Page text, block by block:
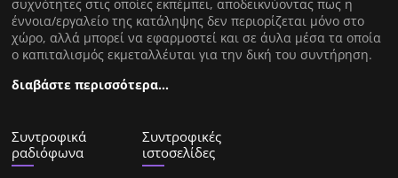
συχνότητες στις οποίες εκπέμπει, αποδεικνύοντας πως η
έννοια/εργαλείο της κατάληψης δεν περιορίζεται μόνο στο
χώρο, αλλά μπορεί να εφαρμοστεί και σε άυλα μέσα τα οποία
ο καπιταλισμός εκμεταλλέυται για την δική του συντήρηση.
διαβάστε περισσότερα…
Συντροφικά
ραδιόφωνα
Συντροφικές
ιστοσελίδες